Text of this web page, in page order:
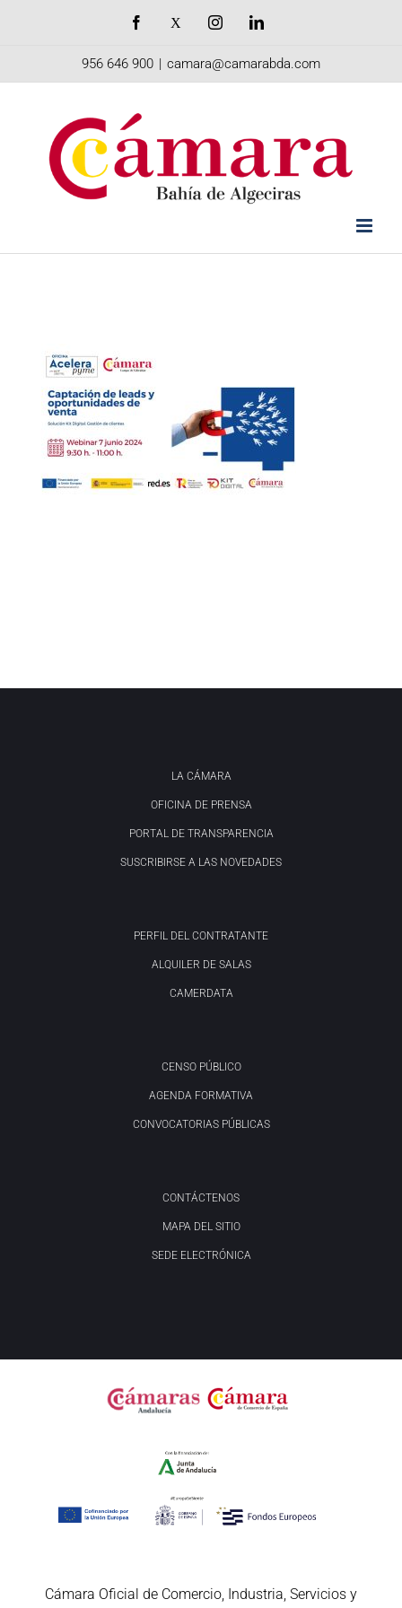
Facebook InstagramLinkedIn
956 646 900 | camara@camarabda.com
LA CÁMARA
OFICINA DE PRENSA
PORTAL DE TRANSPARENCIA
SUSCRIBIRSE A LAS NOVEDADES
PERFIL DEL CONTRATANTE
ALQUILER DE SALAS
CAMERDATA
CENSO PÚBLICO
AGENDA FORMATIVA
CONVOCATORIAS PÚBLICAS
CONTÁCTENOS
MAPA DEL SITIO
SEDE ELECTRÓNICA
Cámara Oficial de Comercio, Industria, Servicios y